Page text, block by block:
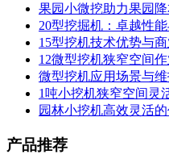
果园小微挖助力果园
20型挖掘机：卓越性
15型挖机技术优势与
12微型挖机狭窄空间
微型挖机应用场景与
1吨小挖机狭窄空间灵
园林小挖机高效灵活
产品推荐